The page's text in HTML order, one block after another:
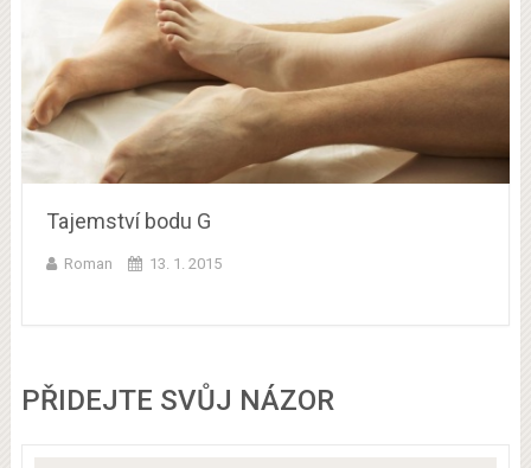
Tajemství bodu G
Roman 13. 1. 2015
PŘIDEJTE SVŮJ NÁZOR